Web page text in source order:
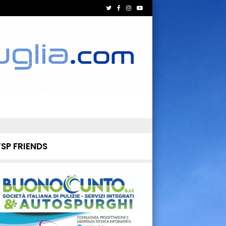
FRIENDS